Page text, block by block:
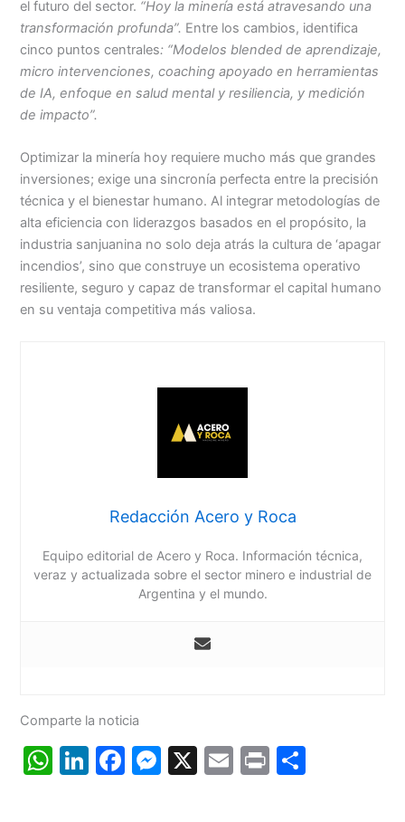
el futuro del sector. “Hoy la minería está atravesando una
transformación profunda”. Entre los cambios, identifica
cinco puntos centrales: “Modelos blended de aprendizaje,
micro intervenciones, coaching apoyado en herramientas
de IA, enfoque en salud mental y resiliencia, y medición
de impacto”.
Optimizar la minería hoy requiere mucho más que grandes
inversiones; exige una sincronía perfecta entre la precisión
técnica y el bienestar humano. Al integrar metodologías de
alta eficiencia con liderazgos basados en el propósito, la
industria sanjuanina no solo deja atrás la cultura de ‘apagar
incendios’, sino que construye un ecosistema operativo
resiliente, seguro y capaz de transformar el capital humano
en su ventaja competitiva más valiosa.
Redacción Acero y Roca
Equipo editorial de Acero y Roca. Información técnica,
veraz y actualizada sobre el sector minero e industrial de
Argentina y el mundo.
Comparte la noticia
W Li F
M X
E
Pr